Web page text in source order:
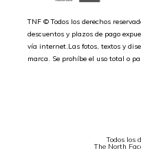
TNF © Todos los derechos
descuentos y plazos de pago
vía internet.Las fotos, textos y
marca. Se prohíbe el uso total o
Todos los
The North